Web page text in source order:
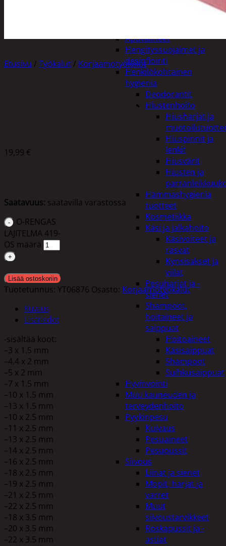
Apuvälineet
Hengityssuojaimet ja
desinfiointi
Henkilökohtainen
hygienia
Deodorantit
Hiustenhoito
Hiusharjat ja
Hiuspinnit ja
lenkit
Hiusvärit
Hiusten ja
Hammashygienia
tuotteet
Kosmetiikka
Käsi ja jalkahoito
Käsivoiteet ja
rasvat
Kynsisakset ja
viilat
Pesuharjat ja -
sienet
Shampoot,
hoitaineet ja
saippuat
Hoitoaineet
Käsisaippuat
Shampoot
Suihkusaippuat
Hyvinvointi
Muu kauneuden ja
terveydenhoito
Pyykinpesu
Kuivaus
Pesuaineet
Pesupussit
Siivous
Liinat ja sienet
Mopit, harjat ja
varret
Muut
siivoustarvikkeet
Roskapussit ja -
astiat
Etusivu / Työkalut / Korjaamotyökalut
O-RENGAS LAJITELMA 419-OS
19,99 €
Saatavuus: saatavilla varastossa
O-RENGAS
LAJITELMA 419-
OS määrä
Lisää ostoskoriin
Tuotetunnus: YT06876 Osasto: Korjaamotyökalut
Kuvaus
Lisätiedot
-sisältää koot:
–3 x 1.5 mm
–4.4 x 2 mm
–5 x 2 mm
–7 x 1.5 mm
–10 x 1.5 mm
–13 x 1.5 mm
–10 x 2.5 mm
–11 x 2.5 mm
–13 x 2.5 mm
–14 x 2.5 mm
–16 x 2.5 mm
–18 x 2.5 mm
–19 x 2.5 mm
–21 x 2.5 mm
–22 x 2.5 mm
–18 x 3.5 mm
–20 x 3.5 mm
–22 x 3.5 mm